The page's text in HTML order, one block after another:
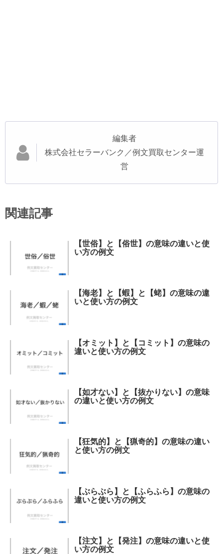
編集者
株式会社セラーバンク／例文買取センター運
営
関連記事
【世俗】と【俗世】の意味の違いと使
い方の例文
【海老】と【蝦】と【蛯】の意味の違
いと使い方の例文
【オミット】と【コミット】の意味の
違いと使い方の例文
【如才ない】と【抜かりない】の意味
の違いと使い方の例文
【狂気的】と【猟奇的】の意味の違い
と使い方の例文
【ぶらぶら】と【ふらふら】の意味の
違いと使い方の例文
【注文】と【発注】の意味の違いと使
い方の例文